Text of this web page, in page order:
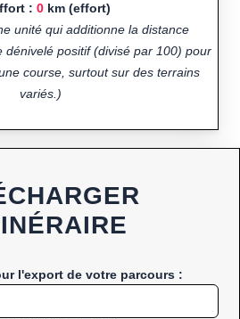
: 0 km (effort)
unité qui additionne la distance
dénivelé positif (divisé par 100) pour
course, surtout sur des terrains
variés.)
l'export de votre parcours :